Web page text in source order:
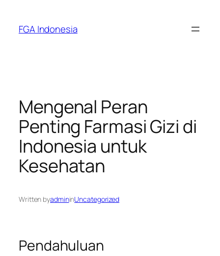
content
FGA Indonesia
Mengenal Peran
Penting Farmasi Gizi di
Indonesia untuk
Kesehatan
Written byadmininUncategorized
Pendahuluan